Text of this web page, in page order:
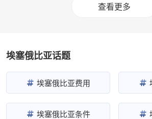
查看更多
埃塞俄比亚话题
埃塞俄比亚费用
埃塞俄比亚条件